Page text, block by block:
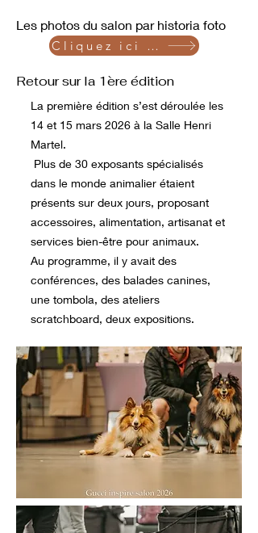
Les photos du salon par historia foto
Cliquez ici pour les photos
Retour sur la 1ère édition
La première édition s’est déroulée les
14 et 15 mars 2026 à la Salle Henri
Martel.
Plus de 30 exposants spécialisés
dans le monde animalier étaient
présents sur deux jours, proposant
accessoires, alimentation, artisanat et
services bien-être pour animaux.
Au programme, il y avait des
conférences, des balades canines,
une tombola, des ateliers
scratchboard, deux expositions.